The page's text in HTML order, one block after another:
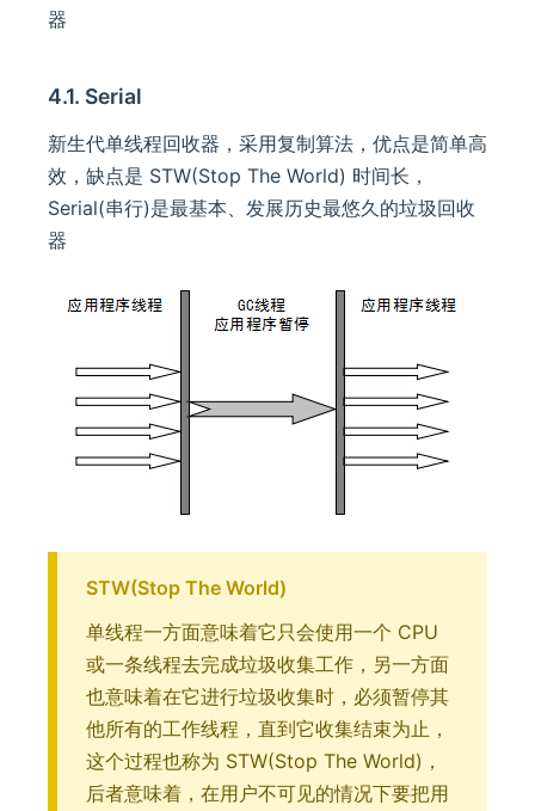
器
4.1. Serial
新生代单线程回收器，采用复制算法，优点是简单高
效，缺点是 STW(Stop The World) 时间长，
Serial(串行)是最基本、发展历史最悠久的垃圾回收
器
STW(Stop The World)
单线程一方面意味着它只会使用一个 CPU
或一条线程去完成垃圾收集工作，另一方面
也意味着在它进行垃圾收集时，必须暂停其
他所有的工作线程，直到它收集结束为止，
这个过程也称为 STW(Stop The World)，
后者意味着，在用户不可见的情况下要把用